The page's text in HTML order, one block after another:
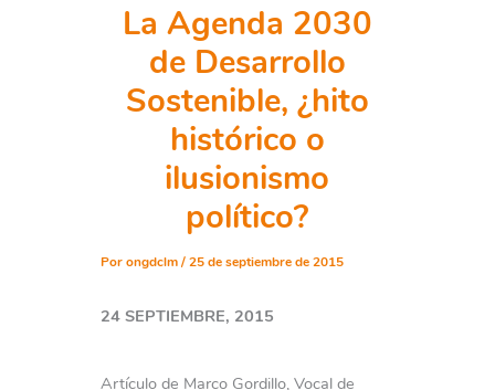
La Agenda 2030
de Desarrollo
Sostenible, ¿hito
histórico o
ilusionismo
político?
Porongdclm/25 de septiembre de 2015
24 SEPTIEMBRE, 2015
Artículo de Marco Gordillo, Vocal de